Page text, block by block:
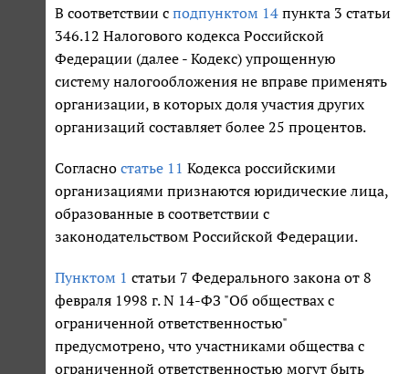
В соответствии с подпунктом 14 пункта 3 статьи
346.12 Налогового кодекса Российской
Федерации (далее - Кодекс) упрощенную
систему налогообложения не вправе применять
организации, в которых доля участия других
организаций составляет более 25 процентов.
Согласно статье 11 Кодекса российскими
организациями признаются юридические лица,
образованные в соответствии с
законодательством Российской Федерации.
Пунктом 1 статьи 7 Федерального закона от 8
февраля 1998 г. N 14-ФЗ "Об обществах с
ограниченной ответственностью"
предусмотрено, что участниками общества с
ограниченной ответственностью могут быть